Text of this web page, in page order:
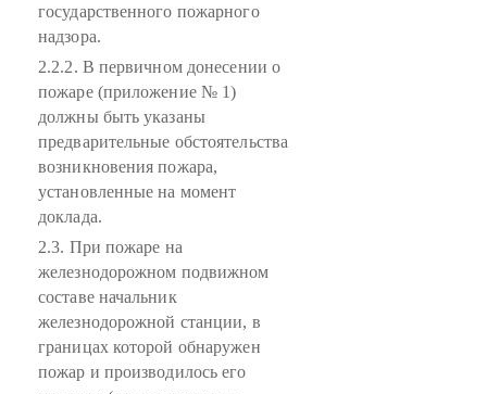
государственного пожарного
надзора.
2.2.2. В первичном донесении о
пожаре (приложение № 1)
должны быть указаны
предварительные обстоятельства
возникновения пожара,
установленные на момент
доклада.
2.3. При пожаре на
железнодорожном подвижном
составе начальник
железнодорожной станции, в
границах которой обнаружен
пожар и производилось его